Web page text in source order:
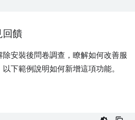
回饋
安裝後問卷調查，瞭解如何改善服
下範例說明如何新增這項功能。